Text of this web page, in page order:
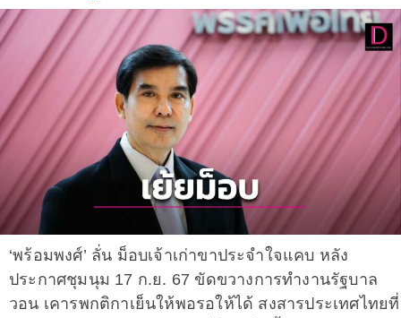
‘พร้อมพงศ์’ ลั่น ม็อบเจ้าเก่าขาประจำใจแคบ หลัง
ประกาศชุมนุม 17 ก.ย. 67 ขัดขวางการทำงานรัฐบาล
วอน เคารพกติกาเย็นให้พอรอให้ได้ สงสารประเทศไทยที่